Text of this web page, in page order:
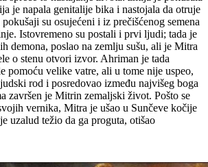
je napala genitalije bika i nastojala da otruje
su osujećeni i iz prečišćenog semena
Istovremeno su postali i prvi ljudi; tada je
demona, poslao na zemlju sušu, ali je Mitra
o stenu otvori izvor. Ahriman je tada
pomoću velike vatre, ali u tome nije uspeo,
rod i posredovao između najvišeg boga
završen je Mitrin zemaljski život. Pošto se
vernika, Mitra je ušao u Sunčeve kočije
uzalud težio da ga proguta, otišao